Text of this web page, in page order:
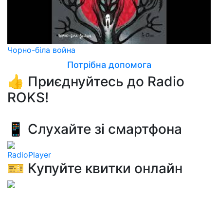
Чорно-біла война
Потрібна допомога
👍 Приєднуйтесь до Radio
ROKS!
📱 Слухайте зі смартфона
RadioPlayer
🎫 Купуйте квитки онлайн